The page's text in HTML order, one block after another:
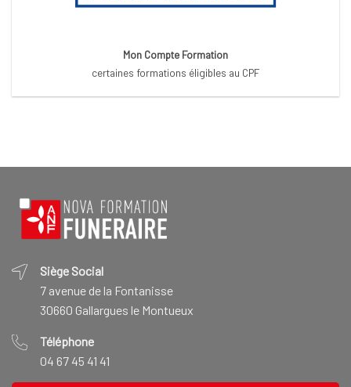
Mon Compte Formation
certaines formations éligibles au CPF
Siège Social
7 avenue de la Fontanisse
30660 Gallargues le Montueux
Téléphone
04 67 45 41 41